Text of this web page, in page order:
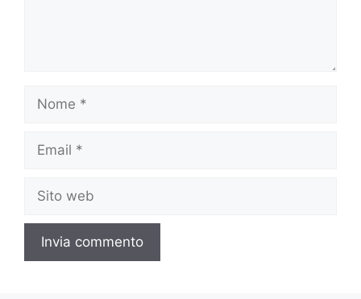
Nome
Email
Sito
web